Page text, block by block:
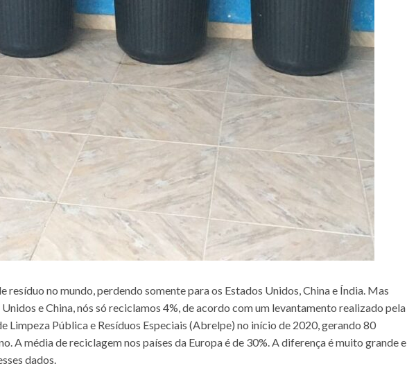
no mundo, perdendo somente para os Estados Unidos, China e Índia. Mas
e China, nós só reciclamos 4%, de acordo com um levantamento realizado pela
Limpeza Pública e Resíduos Especiais (Abrelpe) no início de 2020, gerando 80
A média de reciclagem nos países da Europa é de 30%. A diferença é muito grande e
dados.